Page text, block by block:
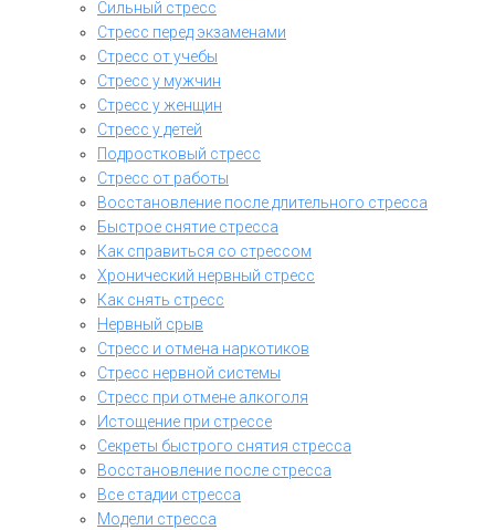
Сильный стресс
Стресс перед экзаменами
Стресс от учебы
Стресс у мужчин
Стресс у женщин
Стресс у детей
Подростковый стресс
Стресс от работы
Восстановление после длительного стресса
Быстрое снятие стресса
Как справиться со стрессом
Хронический нервный стресс
Как снять стресс
Нервный срыв
Стресс и отмена наркотиков
Стресс нервной системы
Стресс при отмене алкоголя
Истощение при стрессе
Секреты быстрого снятия стресса
Восстановление после стресса
Все стадии стресса
Модели стресса